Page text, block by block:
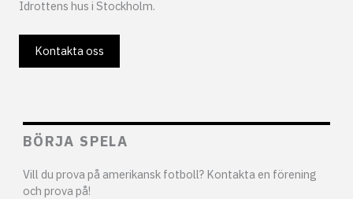
Idrottens hus i Stockholm.
Kontakta oss
BÖRJA SPELA
Vill du prova på amerikansk fotboll? Kontakta en förening
och prova på!